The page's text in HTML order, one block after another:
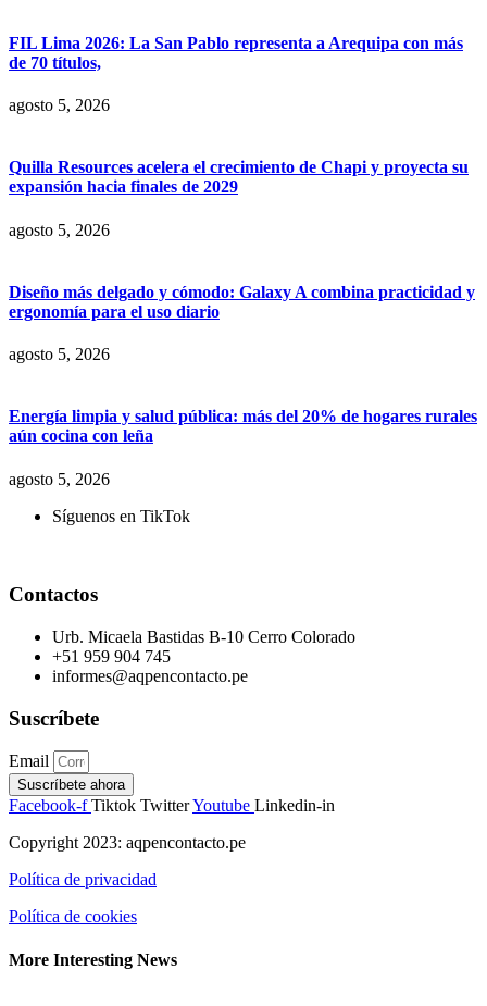
FIL Lima 2026: La San Pablo representa a Arequipa con más
de 70 títulos,
agosto 5, 2026
Quilla Resources acelera el crecimiento de Chapi y proyecta su
expansión hacia finales de 2029
agosto 5, 2026
Diseño más delgado y cómodo: Galaxy A combina practicidad y
ergonomía para el uso diario
agosto 5, 2026
Energía limpia y salud pública: más del 20% de hogares rurales
aún cocina con leña
agosto 5, 2026
Síguenos en TikTok
Contactos
Urb. Micaela Bastidas B-10 Cerro Colorado
+51 959 904 745
informes@aqpencontacto.pe
Suscríbete
Email
Suscríbete ahora
Facebook-f Tiktok TwitterYoutube Linkedin-in
Copyright 2023: aqpencontacto.pe
Política de privacidad
Política de cookies
More Interesting News